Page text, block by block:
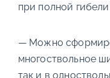
при полной гибели
— Можно
многоствольное
так и в